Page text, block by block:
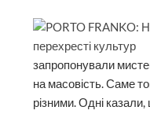
запропонували
на масовість. Саме
різними. Одні